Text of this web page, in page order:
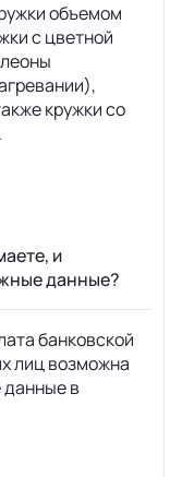
объемом
с цветной
кружки со
и
данные?
банковской
лиц возможна
данные в